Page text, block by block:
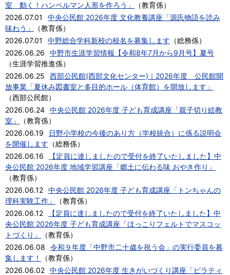
室 動く！ハンペルマン人形を作ろう」
（教育係）
2026.07.01
中央公民館 2026年度 文化教養講座「源氏物語を読み
味わう」
（教育係）
2026.07.01
中野総合学科新校の校名を募集します （総務係）
2026.06.26
中野市生涯学習情報【令和8年7月から9月号】夏号
（生涯学習推進係）
2026.06.25
西部公民館(西部文化センター)｜2026年度 公民館開
放事業「夏休み図書室と多目的ホール（体育館）を開放します」
（西部公民館）
2026.06.24 中央公民館 2026年度 子ども育成講座「親子切り絵教
室」
（教育係）
2026.06.19
日野小学校の今後のあり方（学校統合）に係る説明会
を開催します （総務係）
2026.06.16
【定員に達しましたので受付を終了いたしました】中
央公民館 2026年度 地域学習講座「郷土に伝わる味 おやき作り」
（教育係）
2026.06.12 中央公民館 2026年度 子ども育成講座「トンちゃんの
理科実験工作」
（教育係）
2026.06.12
【定員に達しましたので受付を終了いたしました】中
央公民館 2026年度 子ども育成講座「ほっこりフェルトでマスコッ
トづくり」
（教育係）
2026.06.08
令和９年度「中野市二十歳を祝う会」の実行委員を募
集します！
（教育係）
2026.06.02 中央公民館 2026年度 生きがいづくり講座「ピラティ